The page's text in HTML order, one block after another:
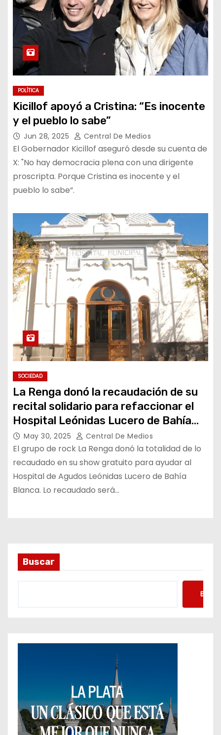
POLÍTICA
Kicillof apoyó a Cristina: “Es inocente
y el pueblo lo sabe”
Jun 28, 2025 Central De Medios
El Gobernador Kicillof aseguró desde su cuenta de
X: "No hay democracia plena con una dirigente
proscripta. Porque Cristina es inocente y el
pueblo lo sabe”.
SOCIEDAD
La Renga donó la recaudación de su
recital solidario para refaccionar el
Hospital Leónidas Lucero de Bahía
Blanca
May 30, 2025 Central De Medios
El grupo de rock La Renga donó la totalidad de lo
recaudado en su show gratuito para ayudar al
Hospital de Agudos Leónidas Lucero de Bahía
Blanca. Lo recaudado será…
Buscar